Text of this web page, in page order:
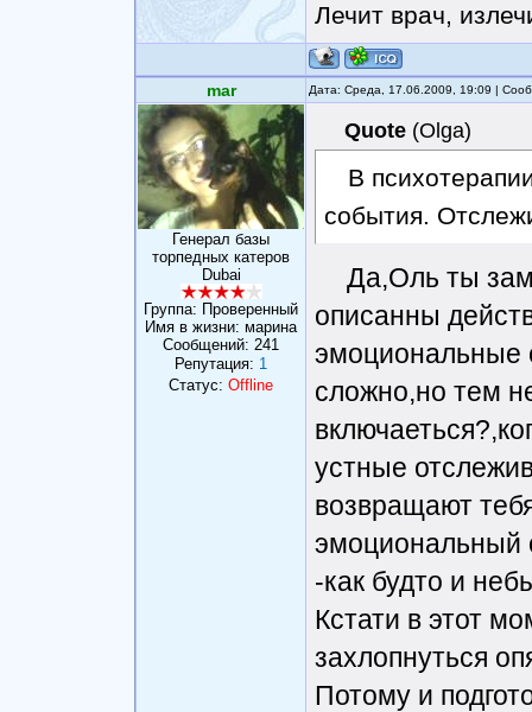
Лечит врач,
mar Дата: Среда, 17.06.2009, 19:09 |
Генерал базы
торпедных катеров
Dubai
Группа: Проверенный
Имя в жизни: марина
Сообщений: 241
Репутация: 1
Статус: Offline
Quote (Olga)
В
события.
Да,Оль ты
описанны
эмоциональные
сложно,но тем
устные
возвращают
эмоциональный
-как будто и
Кстати в этот
захлопнуться
Потому и